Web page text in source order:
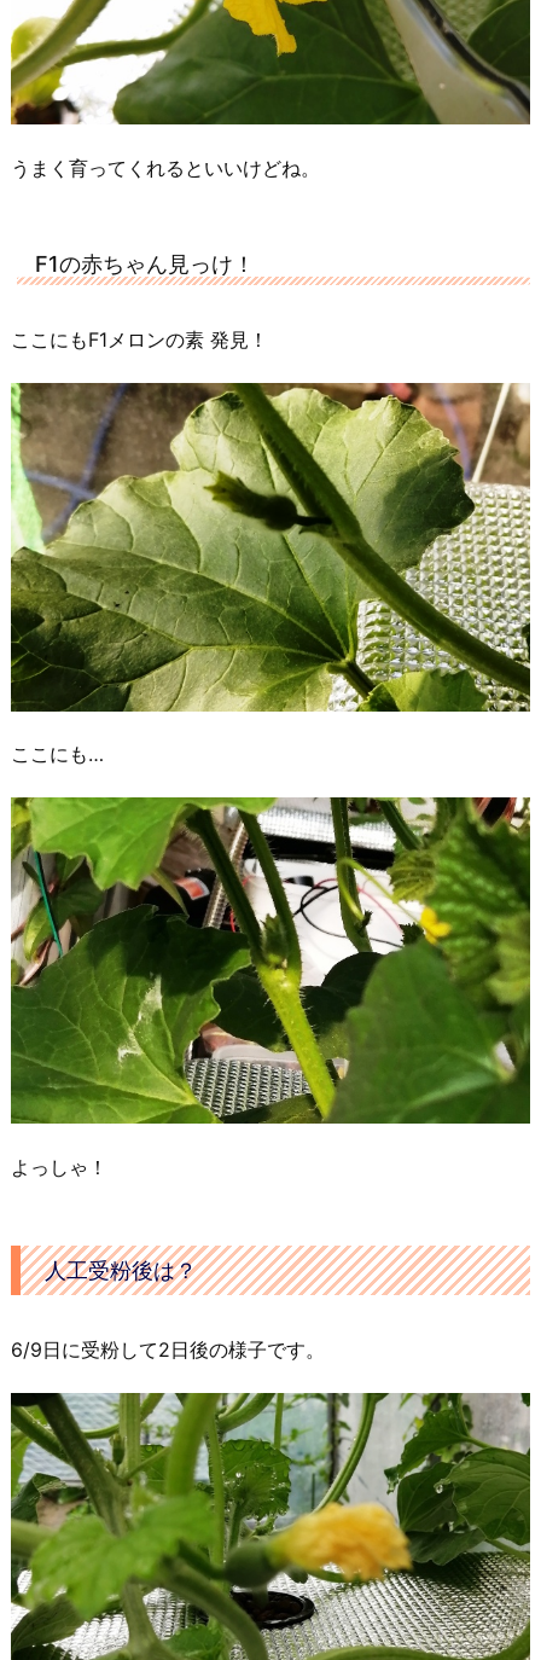
うまく育ってくれるといいけどね。
F1の赤ちゃん見っけ！
ここにもF1メロンの素 発見！
ここにも…
よっしゃ！
人工受粉後は？
6/9日に受粉して2日後の様子です。